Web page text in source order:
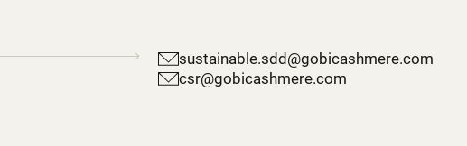
sustainable.sdd@gobicashmere.com
csr@gobicashmere.com